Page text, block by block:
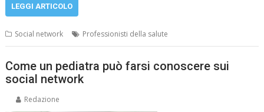
LEGGI ARTICOLO
Social network Professionisti della salute
Come un pediatra può farsi conoscere sui
social network
Redazione